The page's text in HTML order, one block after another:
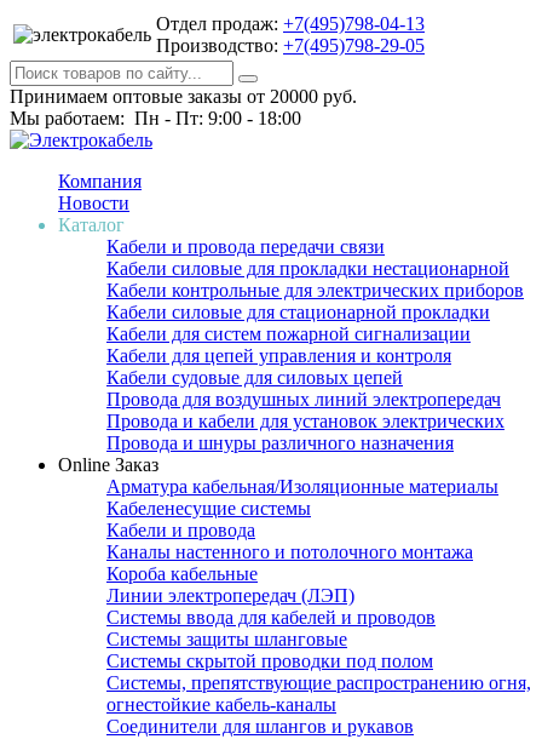
Отдел продаж: +7(495)798-04-13
Производство: +7(495)798-29-05
Принимаем оптовые заказы от 20000 руб.
Мы работаем: Пн - Пт: 9:00 - 18:00
Компания
Новости
Каталог
Кабели и провода передачи связи
Кабели силовые для прокладки нестационарной
Кабели контрольные для электрических приборов
Кабели силовые для стационарной прокладки
Кабели для систем пожарной сигнализации
Кабели для цепей управления и контроля
Кабели судовые для силовых цепей
Провода для воздушных линий электропередач
Провода и кабели для установок электрических
Провода и шнуры различного назначения
Online Заказ
Арматура кабельная/Изоляционные материалы
Кабеленесущие системы
Кабели и провода
Каналы настенного и потолочного монтажа
Короба кабельные
Линии электропередач (ЛЭП)
Системы ввода для кабелей и проводов
Системы защиты шланговые
Системы скрытой проводки под полом
Системы, препятствующие распространению огня,
огнестойкие кабель-каналы
Соединители для шлангов и рукавов